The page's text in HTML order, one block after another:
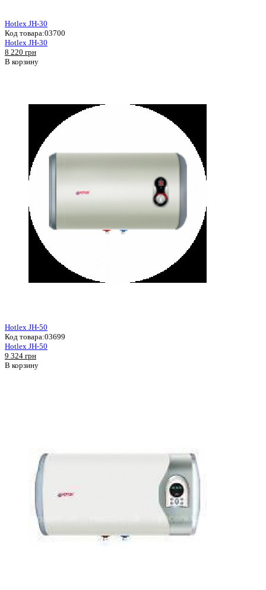
Hotlex JH-30
Код товара:03700
Hotlex JH-30
8 220 грн
В корзину
Hotlex JH-50
Код товара:03699
Hotlex JH-50
9 324 грн
В корзину